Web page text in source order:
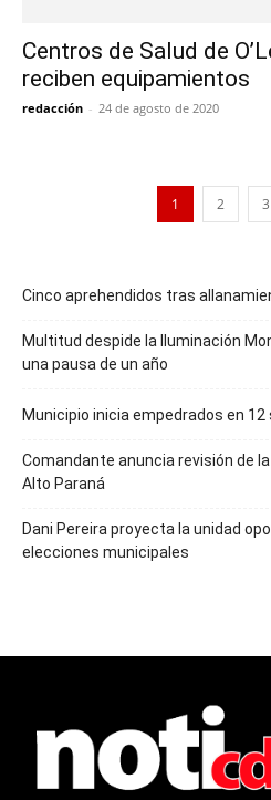
Centros de Salud de
reciben equipamientos
redacción - 24 de agosto de 2020
1 2 3
Cinco aprehendidos tras
Multitud despide la Iluminación
una pausa de un año
Municipio inicia empedrados en
Comandante anuncia revisión de
Alto Paraná
Dani Pereira proyecta la unidad
elecciones municipales